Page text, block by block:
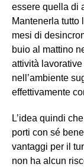
essere quella di
Mantenerla tutto
mesi di
buio al mattino
attività
nell’ambiente
effettivamente
L’idea quindi
porti con sé
vantaggi per il
non ha alcun